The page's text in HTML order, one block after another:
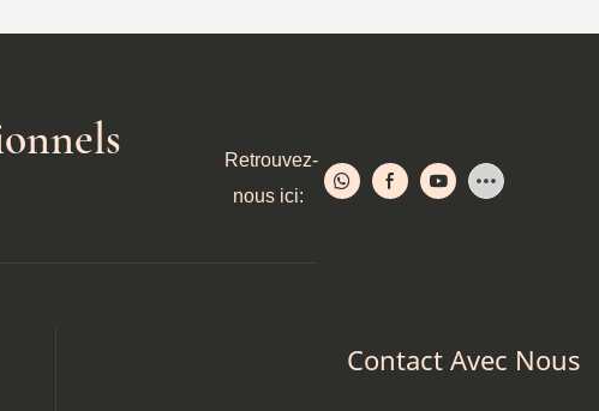
Retrouvez-
nous ici:
Contact Avec Nous